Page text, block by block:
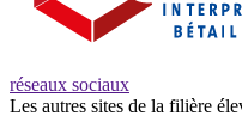
réseaux sociaux
Les autres sites de la filière